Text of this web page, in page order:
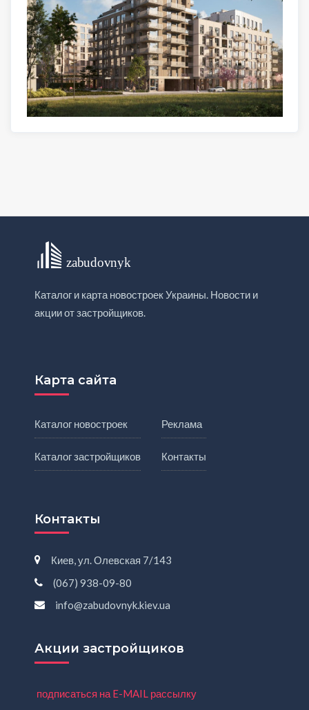
Каталог и карта новостроек Украины. Новости и
акции от застройщиков.
Карта сайта
Каталог новостроек
Каталог застройщиков
Реклама
Контакты
Контакты
Киев, ул. Олевская 7/143
(067) 938-09-80
info@zabudovnyk.kiev.ua
Акции застройщиков
подписаться на E-MAIL рассылку